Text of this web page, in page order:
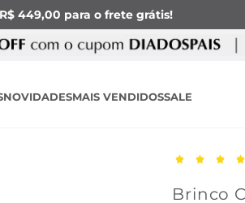
449,00 para o frete grátis!
NOVIDADESMAIS VENDIDOSSALE
Brinco